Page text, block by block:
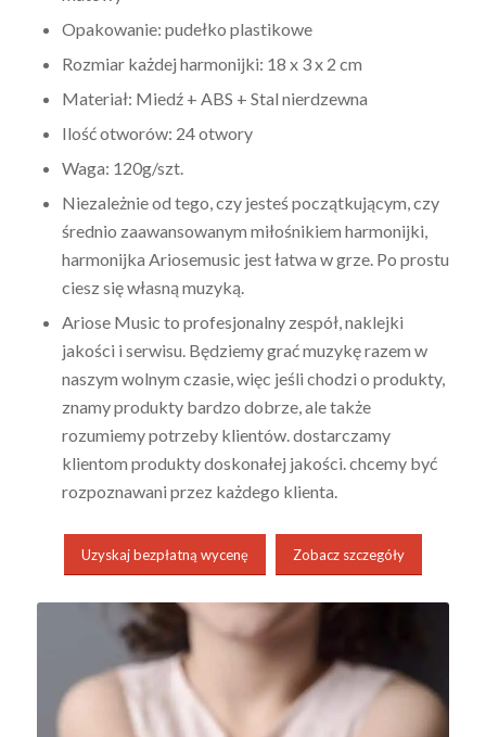
Opakowanie: pudełko plastikowe
Rozmiar każdej harmonijki: 18 x 3 x 2 cm
Materiał: Miedź + ABS + Stal nierdzewna
Ilość otworów: 24 otwory
Waga: 120g/szt.
Niezależnie od tego, czy jesteś początkującym, czy
średnio zaawansowanym miłośnikiem harmonijki,
harmonijka Ariosemusic jest łatwa w grze. Po prostu
ciesz się własną muzyką.
Ariose Music to profesjonalny zespół, naklejki
jakości i serwisu. Będziemy grać muzykę razem w
naszym wolnym czasie, więc jeśli chodzi o produkty,
znamy produkty bardzo dobrze, ale także
rozumiemy potrzeby klientów. dostarczamy
klientom produkty doskonałej jakości. chcemy być
rozpoznawani przez każdego klienta.
Uzyskaj bezpłatną wycenę Zobacz szczegóły